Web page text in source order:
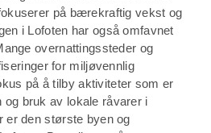
på bærekraftig vekst og
i Lofoten har også omfavnet
overnattingssteder og
for miljøvennlig
på å tilby aktiviteter som er
bruk av lokale råvarer i
den største byen og